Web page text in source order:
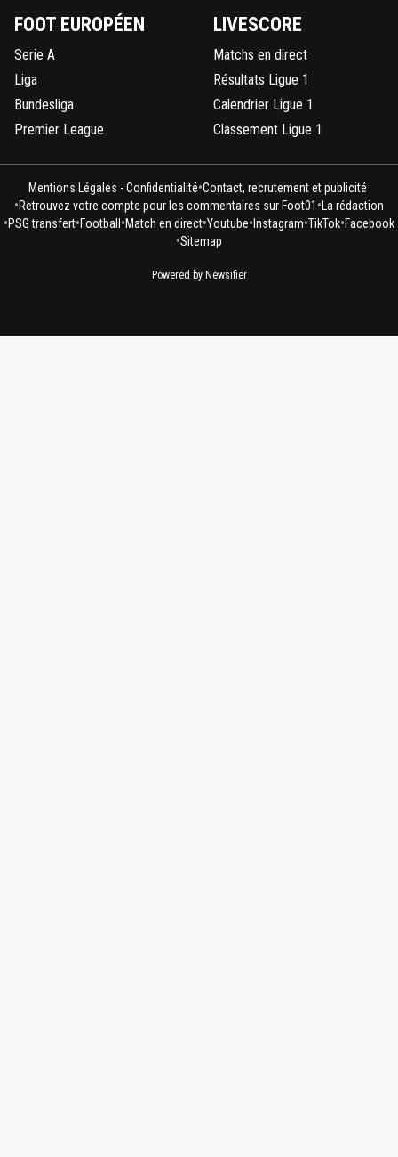
FOOT EUROPÉEN
Serie A
Liga
Bundesliga
Premier League
LIVESCORE
Matchs en direct
Résultats Ligue 1
Calendrier Ligue 1
Classement Ligue 1
Mentions Légales - Confidentialité•Contact, recrutement et publicité
•Retrouvez votre compte pour les commentaires sur Foot01 • La rédaction
•PSG transfert•Football •Match en direct•Youtube• Instagram•TikTok•Facebook
•Sitemap
Powered by Newsifier